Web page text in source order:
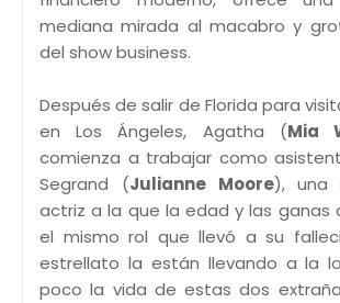
mediana mirada al macabro y
del show business.
Después de salir de Florida para
en Los Ángeles, Agatha (Mia
comienza a trabajar como
Segrand (Julianne Moore), una
actriz a la que la edad y las ganas
el mismo rol que llevó a su
estrellato la están llevando a la
poco la vida de estas dos